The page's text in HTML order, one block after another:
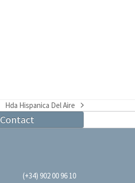
next
post:
Hda Hispanica Del Aire
Contact
(+34) 902 00 96 10